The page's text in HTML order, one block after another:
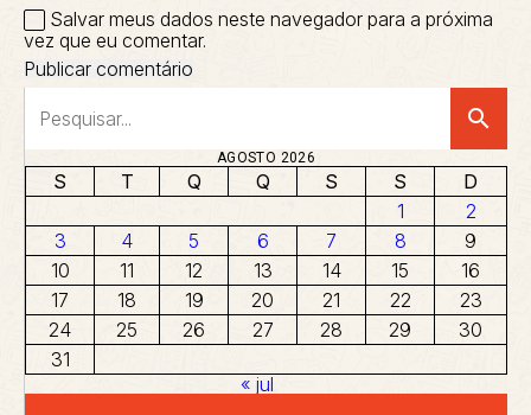
Salvar meus dados neste navegador para a próxima
vez que eu comentar.
search
AGOSTO 2026
S T Q Q S S
D
1
2
3
4 5 6 7 8
9
10
11 12 13 14 15
16
17
18 19 20 21 22
23
24
25 26 27 28 29
30
31
« jul